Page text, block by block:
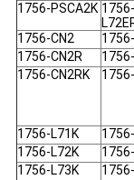
1756-PSCA2K 1756-
1756-CN2
1756-CN2R
1756-CN2RK
1756-L71K
1756-L72K
1756-L73K